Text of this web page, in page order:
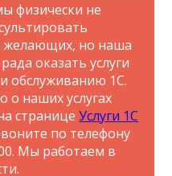
физически не
желающих, но наша
оказать услуги
обслуживанию 1С.
о наших услугах
страницеУслуги 1С
по телефону
Мы работаем в